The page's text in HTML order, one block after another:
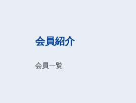
会員紹介
会員一覧